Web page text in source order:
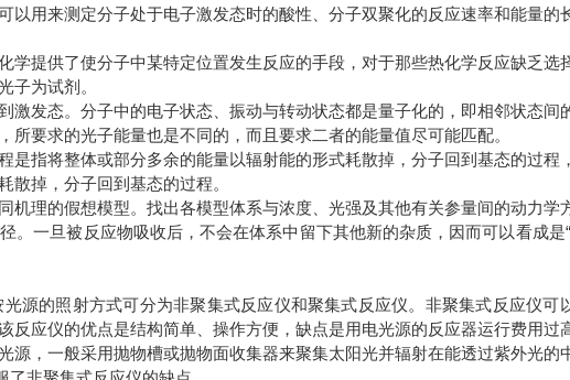
用来测定分子处于电子激发态时的酸性、分子双聚化的反应速率和能量的
学提供了使分子中某特定位置发生反应的手段，对于那些热化学反应缺乏选
子为试剂。
发态。分子中的电子状态、振动与转动状态都是量子化的，即相邻状态间
要求的光子能量也是不同的，而且要求二者的能量值尽可能匹配。
指将整体或部分多余的能量以辐射能的形式耗散掉，分子回到基态的过程
掉，分子回到基态的过程。
机理的假想模型。找出各模型体系与浓度、光强及其他有关参量间的动力学
。一旦被反应物吸收后，不会在体系中留下其他新的杂质，因而可以看成是
源的照射方式可分为非聚集式反应仪和聚集式反应仪。非聚集式反应仪可
反应仪的优点是结构简单、操作方便，缺点是用电光源的反应器运行费用过
源，一般采用抛物槽或抛物面收集器来聚集太阳光并辐射在能透过紫外光的